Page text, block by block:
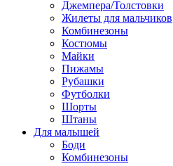
Джемпера/Толстовки
Жилеты для мальчиков
Комбинезоны
Костюмы
Майки
Пижамы
Рубашки
Футболки
Шорты
Штаны
Для малышей
Боди
Комбинезоны